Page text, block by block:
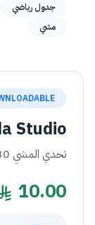
جدول رياضي
مشي
Studio
تحدي المشي 30 يوم | خطوات صغيرة لتغيير كبير ✨
10.00